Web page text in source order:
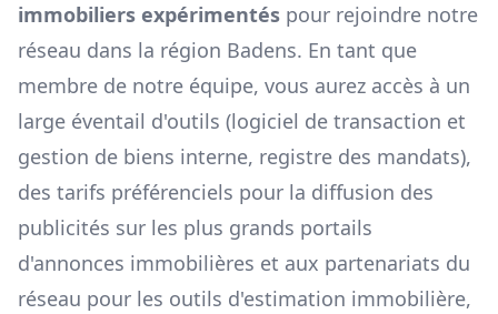
immobiliers expérimentés pour rejoindre notre
réseau dans la région Badens. En tant que
membre de notre équipe, vous aurez accès à un
large éventail d'outils (logiciel de transaction et
gestion de biens interne, registre des mandats),
des tarifs préférenciels pour la diffusion des
publicités sur les plus grands portails
d'annonces immobilières et aux partenariats du
réseau pour les outils d'estimation immobilière,